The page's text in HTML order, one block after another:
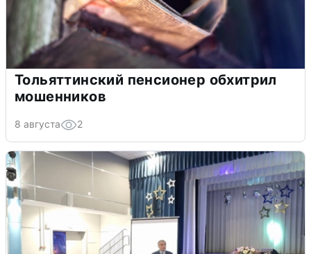
Тольяттинский пенсионер обхитрил
мошенников
8 августа 2